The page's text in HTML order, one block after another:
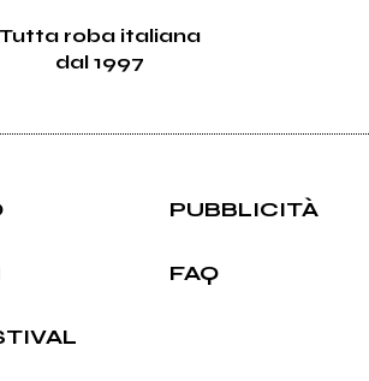
Tutta roba italiana
dal 1997
PUBBLICITÀ
FAQ